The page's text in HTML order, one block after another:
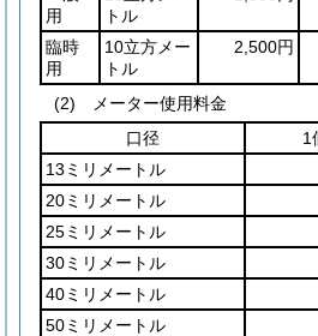
用
トル
臨時
用
10立方メー
トル
2,500円
(2)
メーター使用料金
口径
1
13ミリメートル
20ミリメートル
25ミリメートル
30ミリメートル
40ミリメートル
50ミリメートル